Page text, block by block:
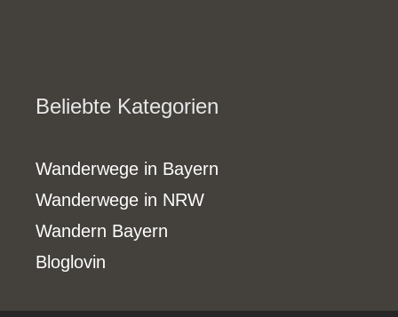
Beliebte Kategorien
Wanderwege in Bayern
Wanderwege in NRW
Wandern Bayern
Bloglovin